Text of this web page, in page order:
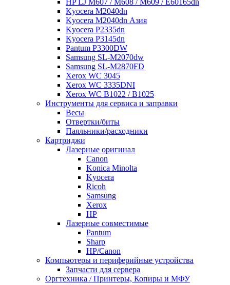
Kyocera M2040dn
Kyocera M2040dn Азия
Kyocera P2335dn
Kyocera P3145dn
Pantum P3300DW
Samsung SL-M2070dw
Samsung SL-M2870FD
Xerox WC 3045
Xerox WC 3335DNI
Xerox WC B1022 / B1025
Инструменты для сервиса и заправки
Весы
Отвертки/биты
Паяльники/расходники
Картриджи
Лазерные оригинал
Canon
Konica Minolta
Kyocera
Ricoh
Samsung
Xerox
НР
Лазерные совместимые
Pantum
Sharp
НР/Сanon
Компьютеры и периферийные устройства
Запчасти для сервера
Оргтехника / Принтеры, Копиры и МФУ